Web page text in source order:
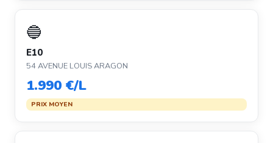
🔵
E10
54 AVENUE LOUIS ARAGON
1.990 €/L
PRIX MOYEN